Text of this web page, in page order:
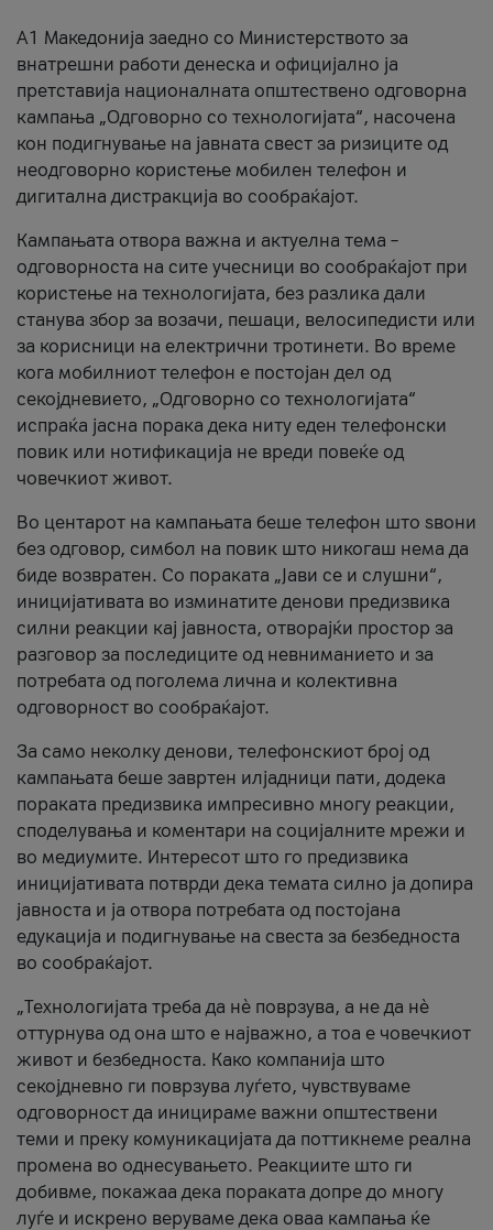
A1 Македонија заедно со Министерството за
внатрешни работи денеска и официјално ја
претставија националната општествено одговорна
кампања „Одговорно со технологијата“, насочена
кон подигнување на јавната свест за ризиците од
неодговорно користење мобилен телефон и
дигитална дистракција во сообраќајот.
Кампањата отвора важна и актуелна тема –
одговорноста на сите учесници во сообраќајот при
користење на технологијата, без разлика дали
станува збор за возачи, пешаци, велосипедисти или
за корисници на електрични тротинети. Во време
кога мобилниот телефон е постојан дел од
секојдневието, „Одговорно со технологијата“
испраќа јасна порака дека ниту еден телефонски
повик или нотификација не вреди повеќе од
човечкиот живот.
Во центарот на кампањата беше телефон што ѕвони
без одговор, симбол на повик што никогаш нема да
биде возвратен. Со пораката „Јави се и слушни“,
иницијативата во изминатите денови предизвика
силни реакции кај јавноста, отворајќи простор за
разговор за последиците од невниманието и за
потребата од поголема лична и колективна
одговорност во сообраќајот.
За само неколку денови, телефонскиот број од
кампањата беше завртен илјадници пати, додека
пораката предизвика импресивно многу реакции,
споделувања и коментари на социјалните мрежи и
во медиумите. Интересот што го предизвика
иницијативата потврди дека темата силно ја допира
јавноста и ја отвора потребата од постојана
едукација и подигнување на свеста за безбедноста
во сообраќајот.
„Технологијата треба да нè поврзува, а не да нè
оттурнува од она што е најважно, а тоа е човечкиот
живот и безбедноста. Како компанија што
секојдневно ги поврзува луѓето, чувствуваме
одговорност да иницираме важни општествени
теми и преку комуникацијата да поттикнеме реална
промена во однесувањето. Реакциите што ги
добивме, покажаа дека пораката допре до многу
луѓе и искрено веруваме дека оваа кампања ќе